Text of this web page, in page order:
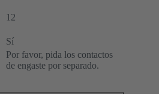
12
Sí
Por favor, pida los contactos
de engaste por separado.